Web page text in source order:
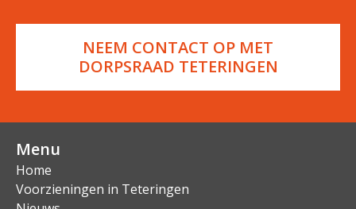
NEEM CONTACT OP MET
DORPSRAAD TETERINGEN
Menu
Home
Voorzieningen in Teteringen